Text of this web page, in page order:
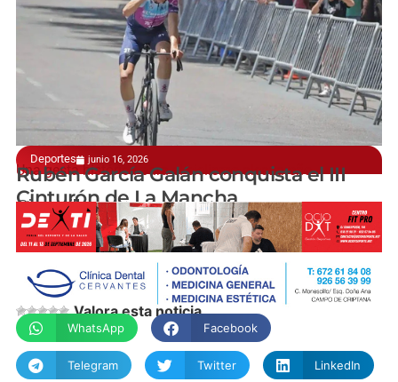
Deportes junio 16, 2026
Una gesta histórica para el ciclismo alcazareño
Rubén García Galán conquista el III
Cinturón de La Mancha
@jesusvillajos
Valora esta noticia
WhatsApp Facebook
Telegram Twitter LinkedIn